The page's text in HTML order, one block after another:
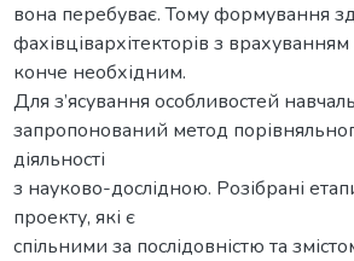
вона перебуває. Тому формування
фахівцівархітекторів з
конче необхідним.
Для з’ясування особливостей
запропонований метод
діяльності
з науково-дослідною. Розібрані
проекту, які є
спільними за послідовністю та